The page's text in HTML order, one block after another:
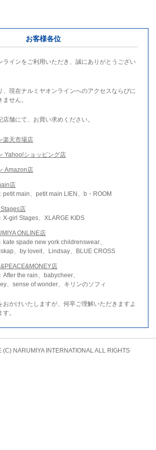
お客様各位
ラインをご利用いただき、誠にありがとうござい
、現在ナルミヤオンラインへのアクセスならびに
せん。
舗にて、お買い求めください。
楽天市場店
Yahoo!ショッピング店
Amazon店
店
petit main、petit main LIEN、b・ROOM
店
X-girl Stages、XLARGE KIDS
ONLINE店
kate spade new york childrenswear、
、by loveit、Lindsay、BLUE CROSS
店
the rain、babycheer、
、sense of wonder、キリンのソフィ
おかけいたしますが、何卒ご理解いただきますよ
。